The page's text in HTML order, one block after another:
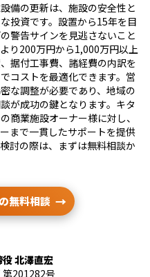
備の更新は、施設の安全性と
投資です。設置から15年を目
警告サインを見逃さないこと
り200万円から1,000万円以上
据付工事費、諸経費の内訳を
コストを最適化できます。営
な調整が必要であり、地域の
が成功の鍵となります。キタ
商業施設オーナー様に対し、
まで一貫したサポートを提供
討の際は、まずは無料相談か
無料相談
北澤直宏
201282号